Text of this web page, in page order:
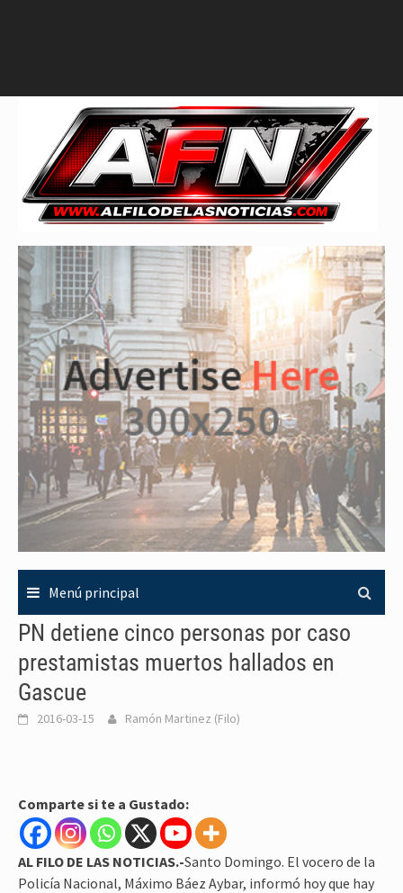
Menú principal
PN detiene cinco personas por caso
prestamistas muertos hallados en
Gascue
2016-03-15 Ramón Martinez (Filo)
Comparte si te a Gustado:
AL FILO DE LAS NOTICIAS.-Santo Domingo. El vocero de la
Policía Nacional, Máximo Báez Aybar, informó hoy que hay